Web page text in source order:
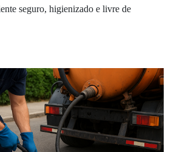
seguro, higienizado e livre de